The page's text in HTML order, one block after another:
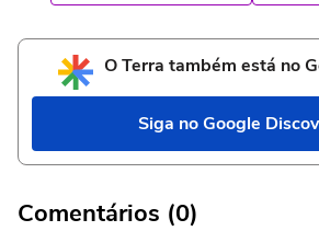
O Terra também está no
Siga no Google
Comentários (0)